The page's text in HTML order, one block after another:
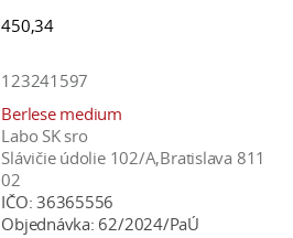
450,34
123241597
Berlese medium
Labo SK sro
Slávičie údolie 102/A,Bratislava 811
02
IČO: 36365556
Objednávka: 62/2024/PaÚ